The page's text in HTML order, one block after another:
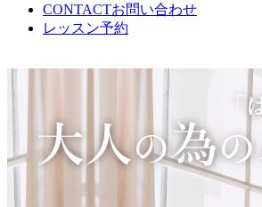
CONTACTお問い合わせ
レッスン予約